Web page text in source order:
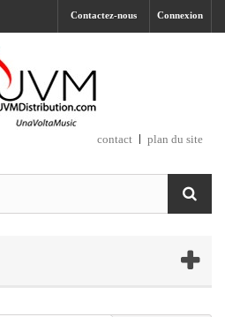
Connexion
Contactez-nous
contact plan du site